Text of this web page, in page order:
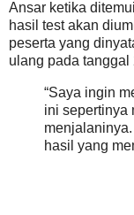
Ansar ketika
hasil test akan
peserta yang
ulang pada tanggal
“Saya ingin
ini sepertinya
hasil yang